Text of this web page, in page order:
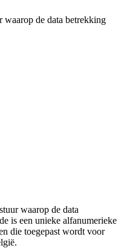
waarop de data betrekking
waarop de data
is een unieke alfanumerieke
die toegepast wordt voor